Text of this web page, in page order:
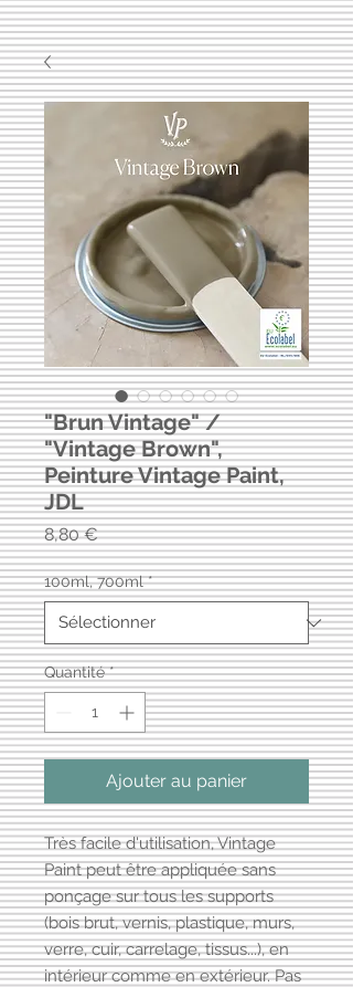
"Brun Vintage" /
"Vintage Brown",
Peinture Vintage Paint,
JDL
8,80 €Prix
100ml, 700ml *
Quantité *
Ajouter au panier
Très facile d'utilisation, Vintage
Paint peut être appliquée sans
ponçage sur tous les supports
(bois brut, vernis, plastique, murs,
verre, cuir, carrelage, tissus...), en
intérieur comme en extérieur. Pas